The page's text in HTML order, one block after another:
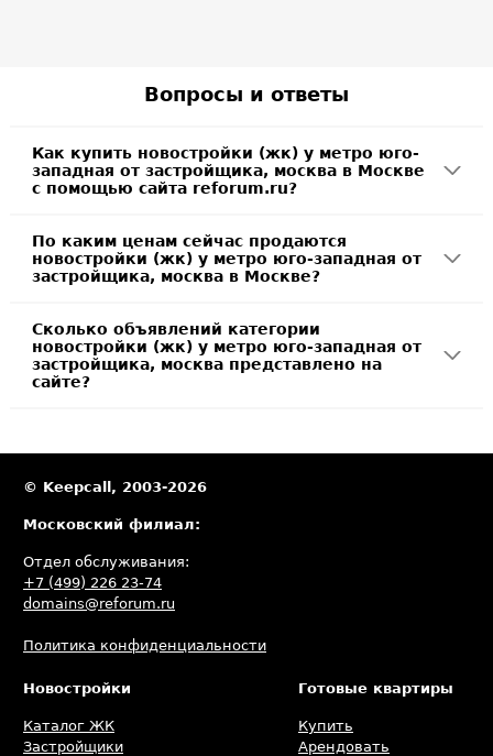
Вопросы и ответы
Как купить новостройки (жк) у метро юго-
западная от застройщика, москва в Москве
с помощью сайта reforum.ru?
По каким ценам сейчас продаются
новостройки (жк) у метро юго-западная от
застройщика, москва в Москве?
Сколько объявлений категории
новостройки (жк) у метро юго-западная от
застройщика, москва представлено на
сайте?
© Keepcall, 2003-2026
Московский филиал:
Отдел обслуживания:
+7 (499) 226 23-74
domains@reforum.ru
Политика конфиденциальности
Новостройки
Каталог ЖК
Застройщики
Готовые квартиры
Купить
Арендовать